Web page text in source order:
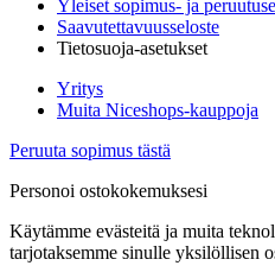
Yleiset sopimus- ja
Saavutettavuusseloste
Tietosuoja-asetukset
Yritys
Muita Niceshops-kauppoja
Peruuta sopimus tästä
Personoi ostokokemuksesi
Käytämme evästeitä ja muita
tarjotaksemme sinulle yksilöllisen